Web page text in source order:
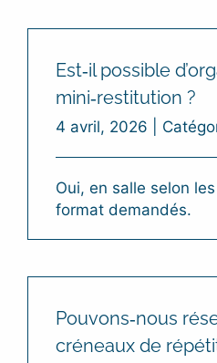
Est‑il possible
mini‑restitution ?
4 avril, 2026
Oui, en salle selon
format demandés.
Pouvons‑nous
créneaux de